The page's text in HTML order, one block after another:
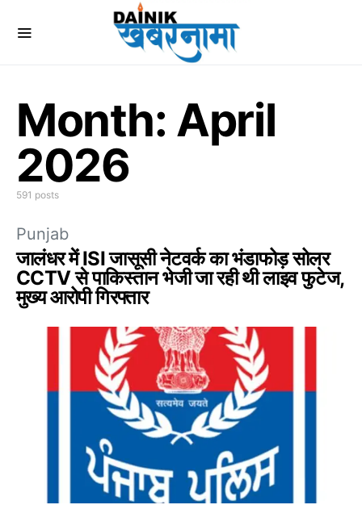
Month: April
2026
591 posts
Punjab
जालंधर में ISI जासूसी नेटवर्क का भंडाफोड़ सोलर
CCTV से पाकिस्तान भेजी जा रही थी लाइव फुटेज,
मुख्य आरोपी गिरफ्तार